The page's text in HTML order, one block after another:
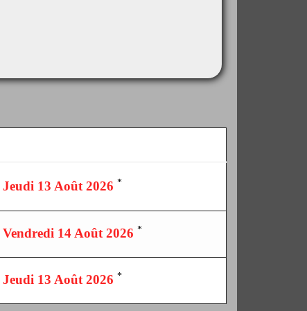
Jeudi 13 Août 2026 *
Vendredi 14 Août 2026 *
Jeudi 13 Août 2026 *